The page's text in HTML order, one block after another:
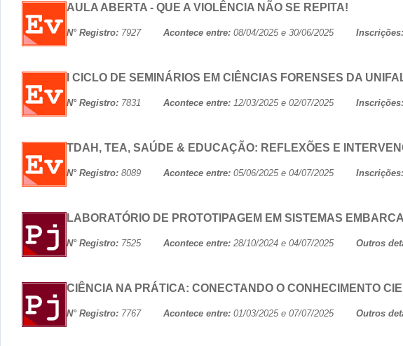
AULA ABERTA - QUE A VIOLÊNCIA NÃO SE REPITA!
N° Registro: 7927 Acontece entre: 08/04/2025 e 30/06/2025 Inscrições:
I CICLO DE SEMINÁRIOS EM CIÊNCIAS FORENSES DA
N° Registro: 7831 Acontece entre: 12/03/2025 e 02/07/2025 Inscrições:
TDAH, TEA, SAÚDE & EDUCAÇÃO: REFLEXÕES E
N° Registro: 8089 Acontece entre: 05/06/2025 e 04/07/2025 Inscrições:
LABORATÓRIO DE PROTOTIPAGEM EM SISTEMAS
N° Registro: 7525 Acontece entre: 28/10/2024 e 04/07/2025 Outros
CIÊNCIA NA PRÁTICA: CONECTANDO O CONHECIMENTO
N° Registro: 7767 Acontece entre: 01/03/2025 e 07/07/2025 Outros